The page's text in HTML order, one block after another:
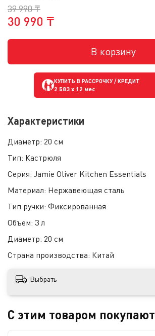
39 990 ₸
30 990 ₸
В корзину
КУПИТЬ В РАССРОЧКУ / КРЕДИТ
2 583 x 12 мес
Характеристики
Диаметр: 20 см
Тип: Кастрюля
Серия: Jamie Oliver Kitchen Essentials
Материал: Нержавеющая сталь
Тип ручки: Фиксированная
Объем: 3 л
Диаметр: 20 см
Страна производства: Китай
Выбрать
С этим товаром покупают